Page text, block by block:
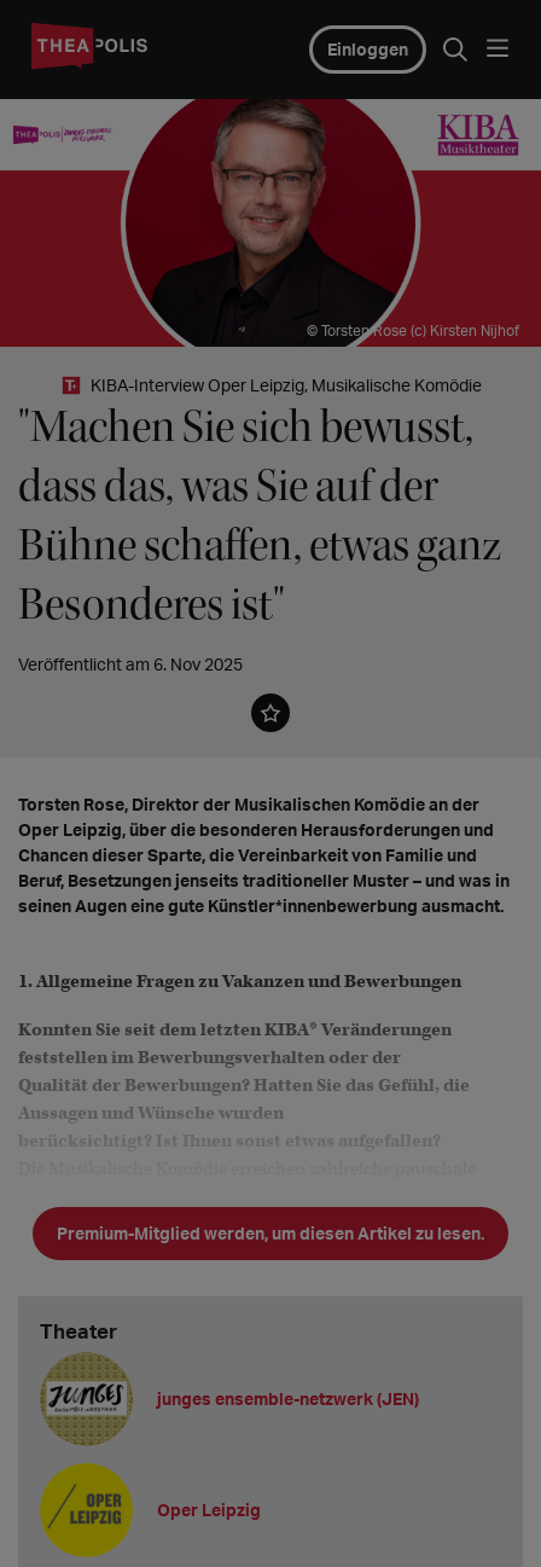
Einloggen
© Torsten Rose (c) Kirsten Nijhof
KIBA-Interview Oper Leipzig, Musikalische Komödie
"Machen Sie sich bewusst,
dass das, was Sie auf der
Bühne schaffen, etwas ganz
Besonderes ist"
Veröffentlicht am 6. Nov 2025
Torsten Rose, Direktor der Musikalischen Komödie an der
Oper Leipzig, über die besonderen Herausforderungen und
Chancen dieser Sparte, die Vereinbarkeit von Familie und
Beruf, Besetzungen jenseits traditioneller Muster – und was in
seinen Augen eine gute Künstler*innenbewerbung ausmacht.
1. Allgemeine Fragen zu Vakanzen und Bewerbungen
Konnten Sie seit dem letzten KIBA* Veränderungen
feststellen im Bewerbungsverhalten oder der
Qualität der Bewerbungen? Hatten Sie das Gefühl, die
Aussagen und Wünsche wurden
berücksichtigt? Ist Ihnen sonst etwas aufgefallen?
Profile enthalten. Viele davon spiegeln nicht den Charakter
eines Musiktheaters mit Sc
Premium-Mitglied werden, um diesen Artikel zu lesen.
Theater
junges ensemble-netzwerk (JEN)
Oper Leipzig